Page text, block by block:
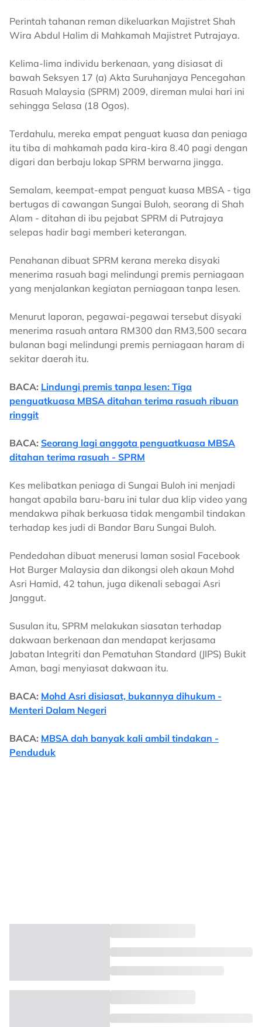
Perintah tahanan reman dikeluarkan Majistret Shah
Wira Abdul Halim di Mahkamah Majistret Putrajaya.
Kelima-lima individu berkenaan, yang disiasat di
bawah Seksyen 17 (a) Akta Suruhanjaya Pencegahan
Rasuah Malaysia (SPRM) 2009, direman mulai hari ini
sehingga Selasa (18 Ogos).
Terdahulu, mereka empat penguat kuasa dan peniaga
itu tiba di mahkamah pada kira-kira 8.40 pagi dengan
digari dan berbaju lokap SPRM berwarna jingga.
Semalam, keempat-empat penguat kuasa MBSA - tiga
bertugas di cawangan Sungai Buloh, seorang di Shah
Alam - ditahan di ibu pejabat SPRM di Putrajaya
selepas hadir bagi memberi keterangan.
Penahanan dibuat SPRM kerana mereka disyaki
menerima rasuah bagi melindungi premis perniagaan
yang menjalankan kegiatan perniagaan tanpa lesen.
Menurut laporan, pegawai-pegawai tersebut disyaki
menerima rasuah antara RM300 dan RM3,500 secara
bulanan bagi melindungi premis perniagaan haram di
sekitar daerah itu.
BACA: Lindungi premis tanpa lesen: Tiga
penguatkuasa MBSA ditahan terima rasuah ribuan
ringgit
BACA: Seorang lagi anggota penguatkuasa MBSA
ditahan terima rasuah - SPRM
Kes melibatkan peniaga di Sungai Buloh ini menjadi
hangat apabila baru-baru ini tular dua klip video yang
mendakwa pihak berkuasa tidak mengambil tindakan
terhadap kes judi di Bandar Baru Sungai Buloh.
Pendedahan dibuat menerusi laman sosial Facebook
Hot Burger Malaysia dan dikongsi oleh akaun Mohd
Asri Hamid, 42 tahun, juga dikenali sebagai Asri
Janggut.
Susulan itu, SPRM melakukan siasatan terhadap
dakwaan berkenaan dan mendapat kerjasama
Jabatan Integriti dan Pematuhan Standard (JIPS) Bukit
Aman, bagi menyiasat dakwaan itu.
BACA: Mohd Asri disiasat, bukannya dihukum -
Menteri Dalam Negeri
BACA: MBSA dah banyak kali ambil tindakan -
Penduduk